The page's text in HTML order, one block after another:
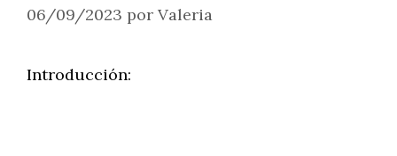
06/09/2023 por Valeria
Introducción: